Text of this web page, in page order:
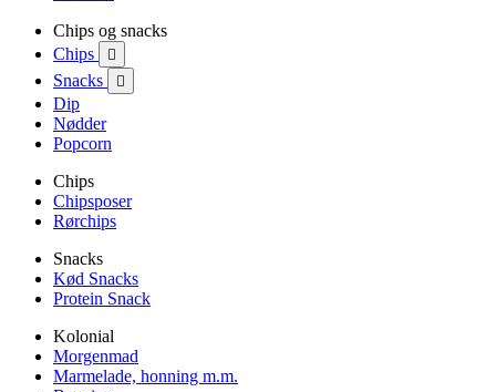
Chips og snacks
Chips

Snacks 
Dip
Nødder
Popcorn
Chips
Chipsposer
Rørchips
Snacks
Kød Snacks
Protein Snack
Kolonial
Morgenmad
Marmelade, honning m.m.